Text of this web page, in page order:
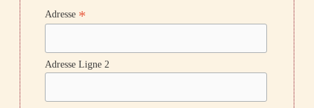
Adresse *
Adresse Ligne 2